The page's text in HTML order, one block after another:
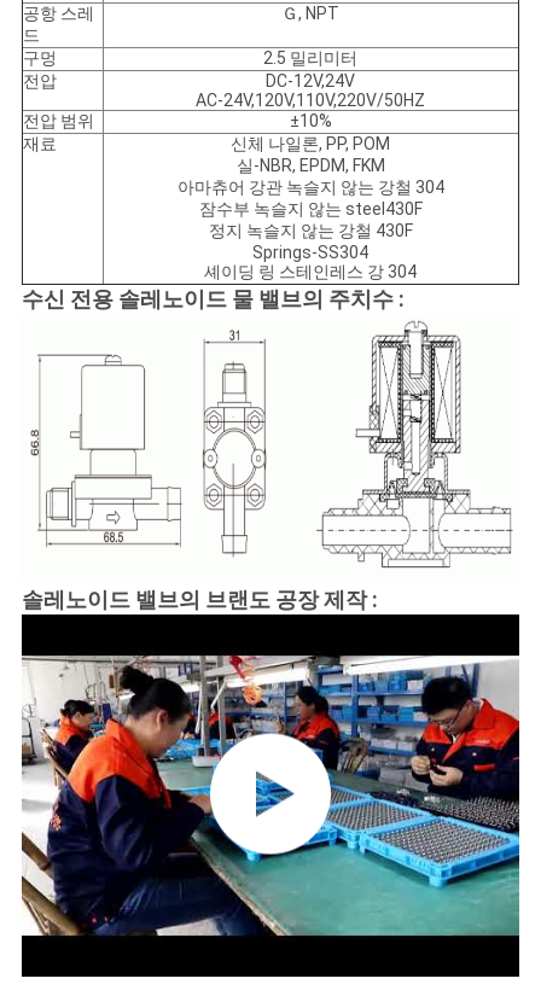
인
정
보
책
공항 스레
드
Ｇ, NPT
구멍
2.5 밀리미터
전압
DC-12V,24V
AC-24V,120V,110V,220V/50HZ
전압 범위
±10%
재료
신체 나일론, PP, POM
실-NBR, EPDM, FKM
아마츄어 강관 녹슬지 않는 강철 304
잠수부 녹슬지 않는 steel430F
정지 녹슬지 않는 강철 430F
Springs-SS304
셰이딩 링 스테인레스 강 304
수신 전용 솔레노이드 물 밸브의 주치수 :
솔레노이드 밸브의 브랜도 공장 제작 :